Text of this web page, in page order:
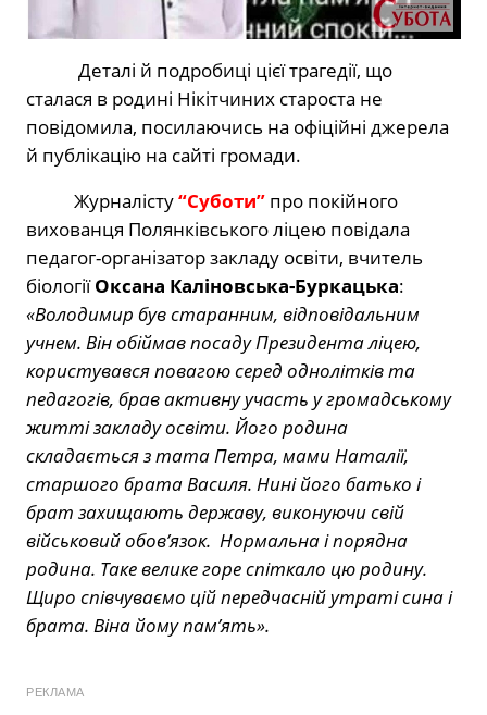
Деталі й подробиці цієї трагедії, що
сталася в родині Нікітчиних староста не
повідомила, посилаючись на офіційні джерела
й публікацію на сайті громади.
Журналісту“Суботи” про покійного
вихованця Полянківського ліцею повідала
педагог-організатор закладу освіти, вчитель
біологіїОксана Каліновська-Буркацька:
«Володимир був старанним, відповідальним
учнем. Він обіймав посаду Президента ліцею,
користувався повагою серед однолітків та
педагогів, брав активну участь у громадському
житті закладу освіти. Його родина
складається з тата Петра, мами Наталії,
старшого брата Василя. Нині його батько і
брат захищають державу, виконуючи свій
військовий обов’язок. Нормальна і порядна
родина. Таке велике горе спіткало цю родину.
Щиро співчуваємо цій передчасній утраті сина і
брата. Віна йому пам’ять».
РЕКЛАМА